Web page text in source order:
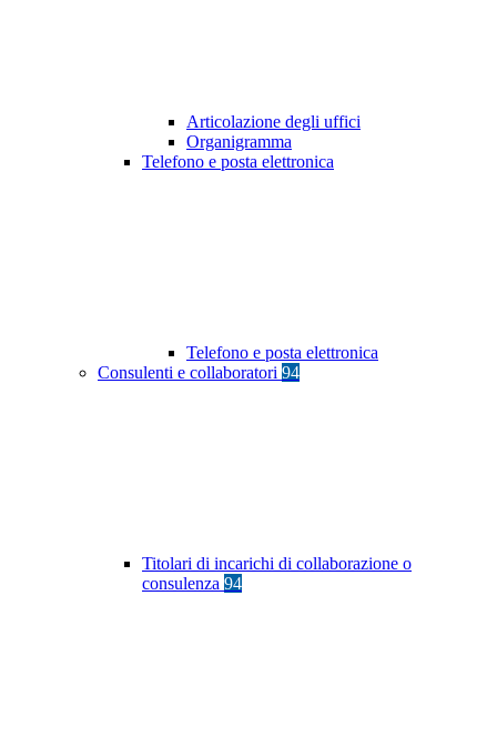
Articolazione degli uffici
Organigramma
Telefono e posta elettronica
Telefono e posta elettronica
Consulenti e collaboratori 94
Titolari di incarichi di collaborazione o
consulenza 94